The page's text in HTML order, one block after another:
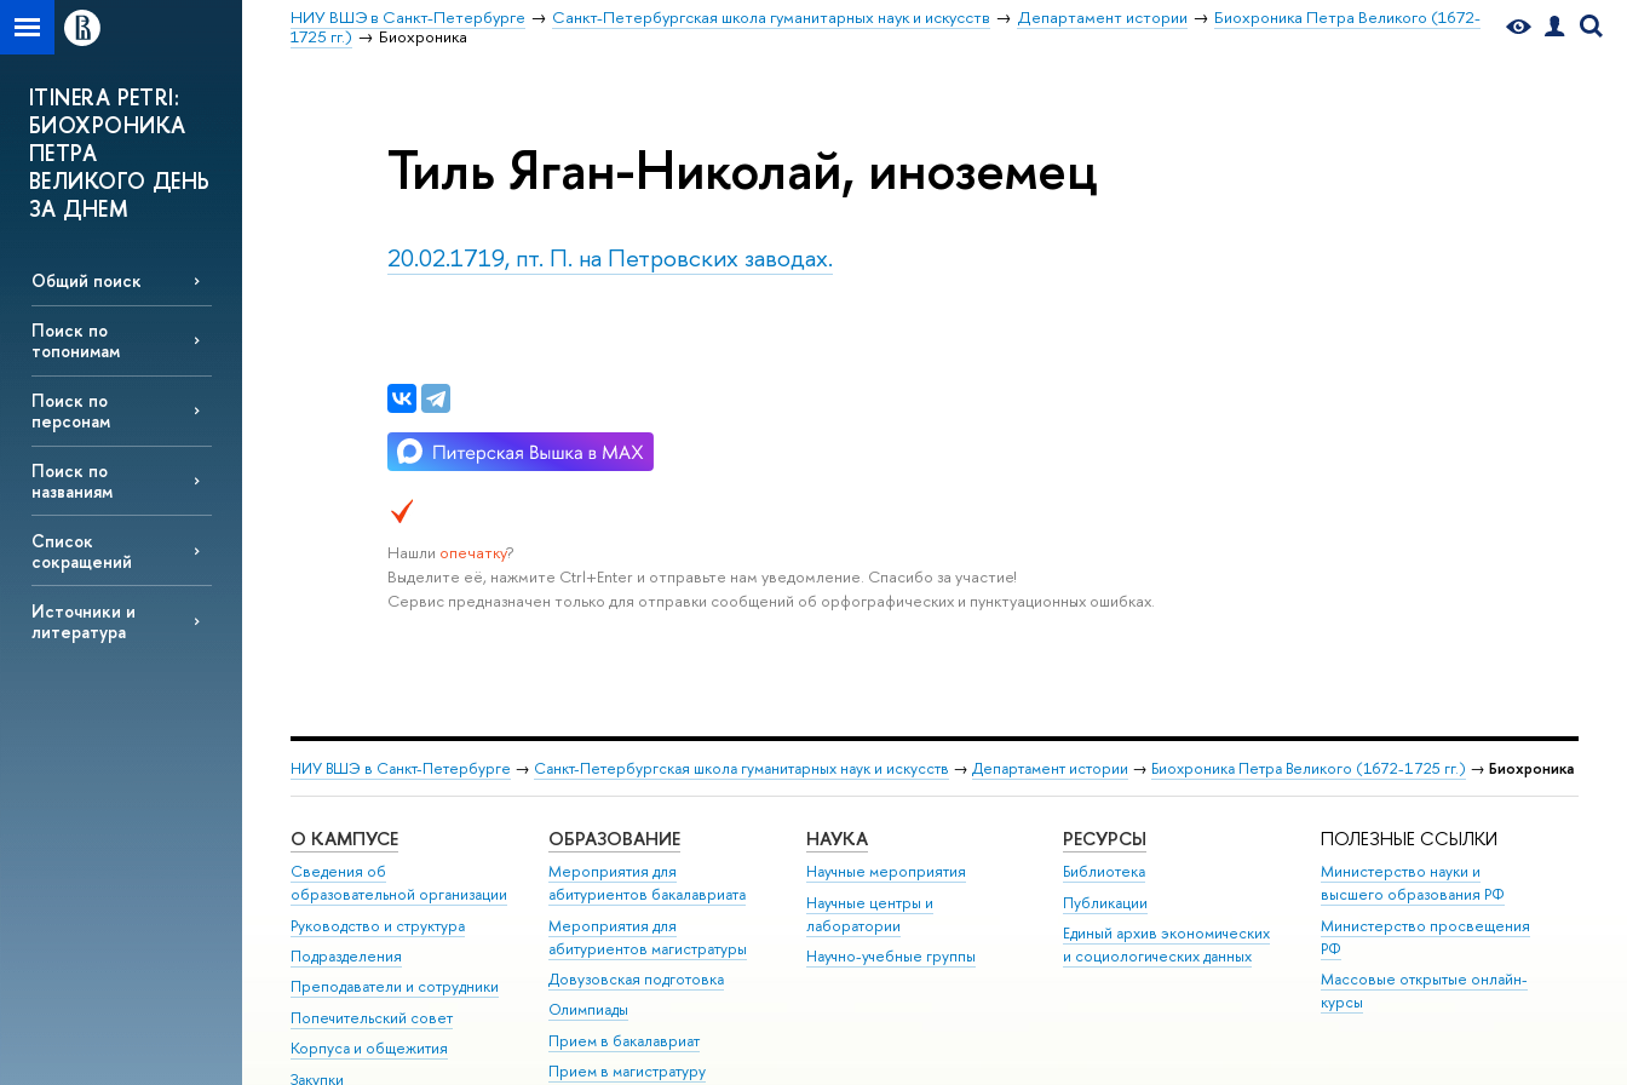
НИУ ВШЭ в Санкт-Петербурге Санкт-Петербургская школа гуманитарных наук и искусств Департамент истории
Биохроника Петра Великого (1672-
1725 гг.)
Биохроника
ITINERA PETRI:
БИОХРОНИКА
ПЕТРА
ВЕЛИКОГО ДЕНЬ
ЗА ДНЕМ
Общий поиск
Поиск по
топонимам
Поиск по
персонам
Поиск по
названиям
Список
сокращений
Источники и
литература
Тиль Яган-Николай, иноземец
20.02.1719, пт. П. на Петровских заводах.
Нашли опечатку?
Выделите её, нажмите Ctrl+Enter и отправьте нам уведомление. Спасибо за участие!
Сервис предназначен только для отправки сообщений об орфографических и пунктуационных ошибках.
НИУ ВШЭ в Санкт-Петербурге → Санкт-Петербургская школа гуманитарных наук и искусств → Департамент истории → Биохроника Петра Великого (1672-1725 гг.) → Биохроника
О КАМПУСЕ
Сведения об
образовательной организации
Руководство и структура
Подразделения
Преподаватели и сотрудники
Попечительский совет
Корпуса и общежития
Закупки
ОБРАЗОВАНИЕ
Мероприятия для
абитуриентов бакалавриата
Мероприятия для
абитуриентов магистратуры
Довузовская подготовка
Олимпиады
Прием в бакалавриат
Прием в магистратуру
НАУКА
Научные мероприятия
Научные центры и
лаборатории
Научно-учебные группы
РЕСУРСЫ
Библиотека
Публикации
Единый архив экономических
и социологических данных
ПОЛЕЗНЫЕ ССЫЛКИ
Министерство науки и
высшего образования РФ
Министерство просвещения
РФ
Массовые открытые онлайн-
курсы